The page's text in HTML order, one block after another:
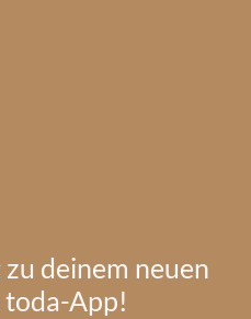
deinem neuen
App!